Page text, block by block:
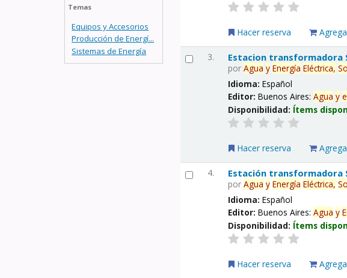
Temas
Equipos y Accesorios
Producción de Energí...
Sistemas de Energía
Hacer reserva
3. Estacion transformadora
porAgua y Energía Eléctrica,
Idioma:Español
Editor:Buenos Aires:Agua y
Disponibilidad: Ítems
Hacer reserva
4. Estación transformadora
porAgua y Energía Eléctrica,
Idioma:Español
Editor:Buenos Aires:Agua y
Disponibilidad: Ítems
Hacer reserva